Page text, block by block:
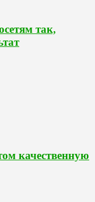
так,
качественную